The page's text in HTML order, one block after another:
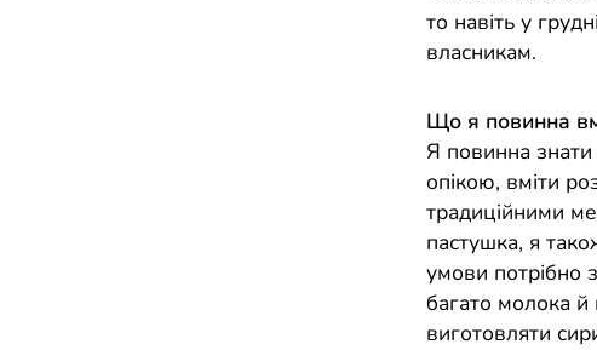
то навіть у
власникам.
Що я повинна
Я повинна знати
опікою, вміти
традиційними
пастушка, я
умови потрібно
багато молока й
виготовляти